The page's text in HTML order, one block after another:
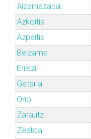
Aizarnazabal
Azkoitia
Azpeitia
Beizama
Errezil
Getaria
Orio
Zarautz
Zestoa